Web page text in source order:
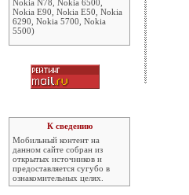
Nokia N78, Nokia 6500,
Nokia E90, Nokia E50, Nokia
6290, Nokia 5700, Nokia
5500)
К сведению
Мобильный контент на
данном сайте собран из
открытых источников и
предоставляется сугубо в
ознакомительных целях.